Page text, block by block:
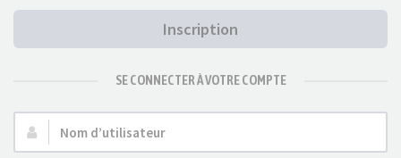
Inscription
SE CONNECTER À VOTRE COMPTE
Nom
d’utilisateur :